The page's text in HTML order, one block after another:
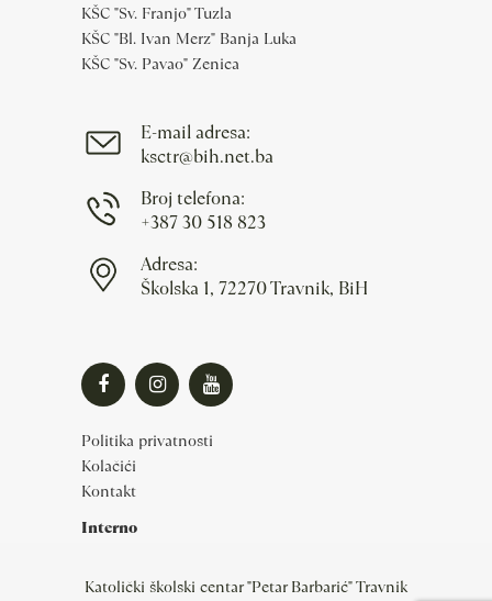
KŠC "Sv. Franjo" Tuzla
KŠC "Bl. Ivan Merz" Banja Luka
KŠC "Sv. Pavao" Zenica
E-mail adresa:
ksctr@bih.net.ba
Broj telefona:
+387 30 518 823
Adresa:
Školska 1, 72270 Travnik, BiH
Politika privatnosti
Kolačići
Kontakt
Interno
Katolički školski centar "Petar Barbarić" Travnik